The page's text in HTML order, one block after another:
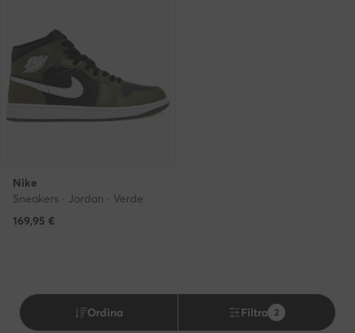
Nike
Sneakers · Jordan · Verde
169,95 €
Ordina Filtra 2